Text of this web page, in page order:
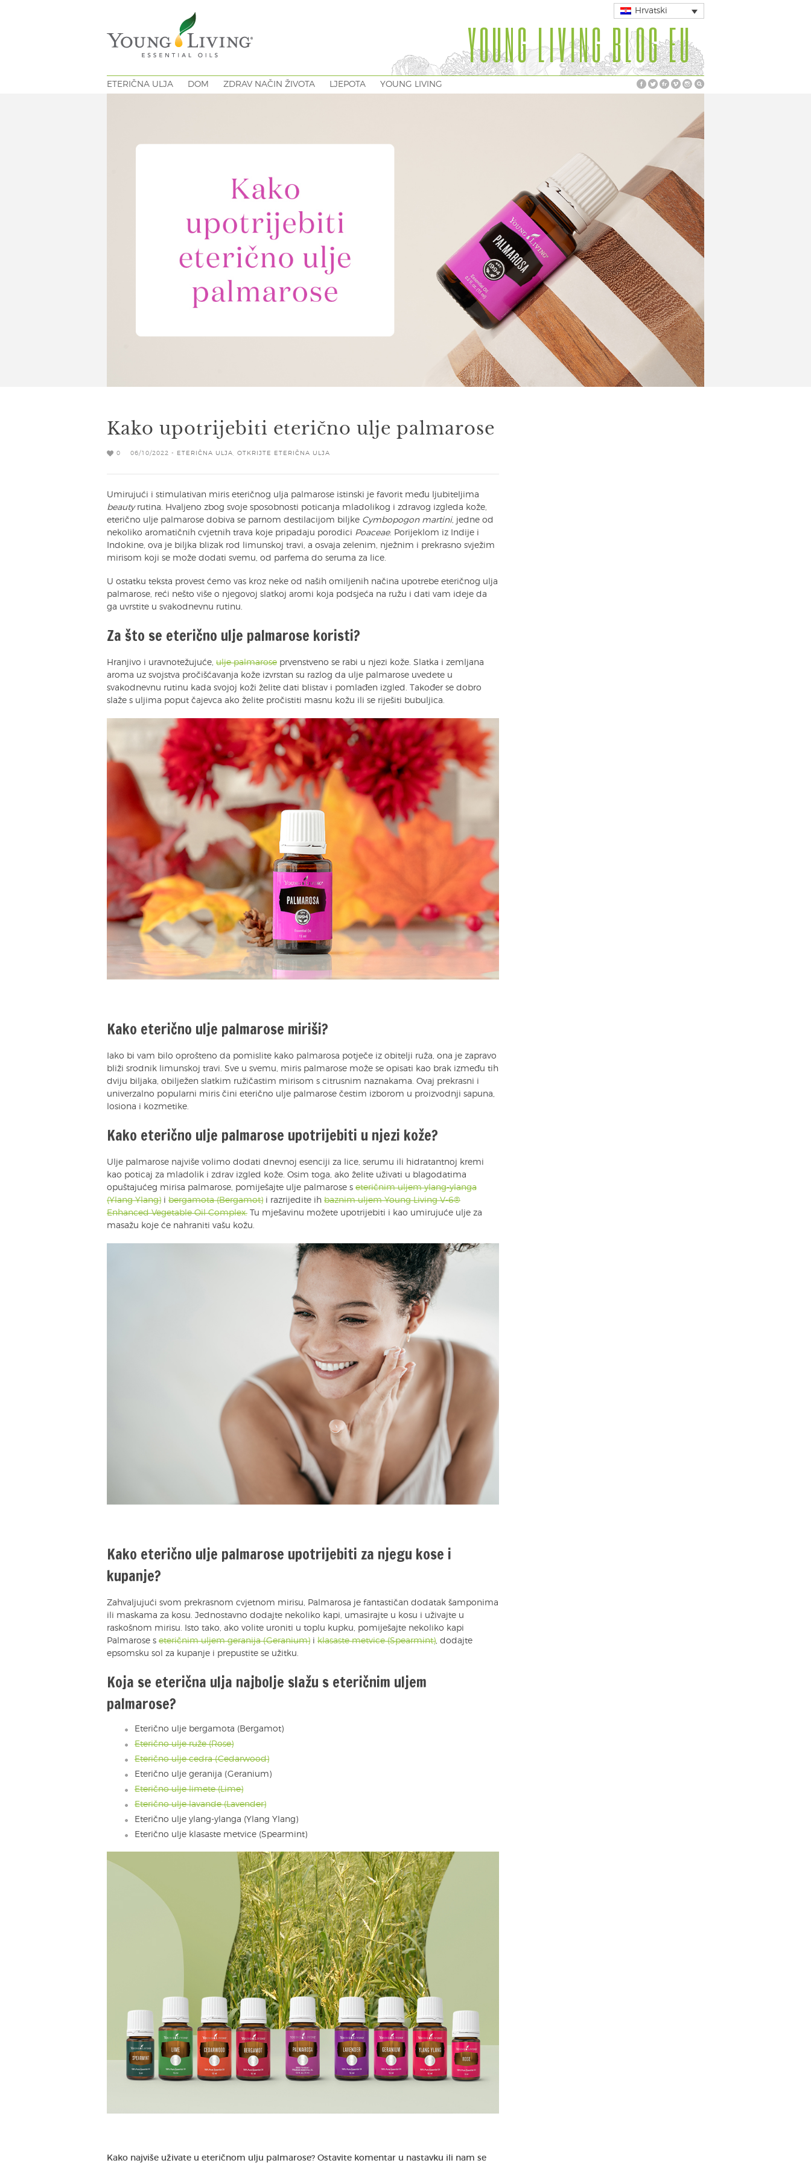
Hrvatski
YOUNG LIVING BLOG EU
ETERIČNA ULJA DOM ZDRAV NAČIN ŽIVOTA LJEPOTA YOUNG LIVING
Kako upotrijebiti eterično ulje palmarose
0 06/10/2022 - ETERIČNA ULJA OTKRIJTE ETERIČNA ULJA
Umirujući i stimulativan miris eteričnog ulja palmarose istinski je favorit među ljubiteljima
beauty rutina. Hvaljeno zbog svoje sposobnosti poticanja mladolikog i zdravog izgleda kože,
eterično ulje palmarose dobiva se parnom destilacijom biljke Cymbopogon martini, jedne od
nekoliko aromatičnih cvjetnih trava koje pripadaju porodici Poaceae. Porijeklom iz Indije i
Indokine, ova je biljka blizak rod limunskoj travi, a osvaja zelenim, nježnim i prekrasno svježim
mirisom koji se može dodati svemu, od parfema do seruma za lice.
U ostatku teksta provest ćemo vas kroz neke od naših omiljenih načina upotrebe eteričnog ulja
palmarose, reći nešto više o njegovoj slatkoj aromi koja podsjeća na ružu i dati vam ideje da
ga uvrstite u svakodnevnu rutinu.
Za što se eterično ulje palmarose koristi?
Hranjivo i uravnotežujuće, ulje palmarose prvenstveno se rabi u njezi kože. Slatka i zemljana
aroma uz svojstva pročišćavanja kože izvrstan su razlog da ulje palmarose uvedete u
svakodnevnu rutinu kada svojoj koži želite dati blistav i pomlađen izgled. Također se dobro
slaže s uljima poput čajevca ako želite pročistiti masnu kožu ili se riješiti bubuljica.
Kako eterično ulje palmarose miriši?
Iako bi vam bilo oprošteno da pomislite kako palmarosa potječe iz obitelji ruža, ona je zapravo
bliži srodnik limunskoj travi. Sve u svemu, miris palmarose može se opisati kao brak između tih
dviju biljaka, obilježen slatkim ružičastim mirisom s citrusnim naznakama. Ovaj prekrasni i
univerzalno popularni miris čini eterično ulje palmarose čestim izborom u proizvodnji sapuna,
losiona i kozmetike.
Kako eterično ulje palmarose upotrijebiti u njezi kože?
Ulje palmarose najviše volimo dodati dnevnoj esenciji za lice, serumu ili hidratantnoj kremi
kao poticaj za mladolik i zdrav izgled kože. Osim toga, ako želite uživati u blagodatima
opuštajućeg mirisa palmarose, pomiješajte ulje palmarose s eteričnim uljem ylang-ylanga
(Ylang Ylang) i bergamota (Bergamot) i razrijedite ih baznim uljem Young Living V-6®
Enhanced Vegetable Oil Complex. Tu mješavinu možete upotrijebiti i kao umirujuće ulje za
masažu koje će nahraniti vašu kožu.
Kako eterično ulje palmarose upotrijebiti za njegu kose i
kupanje?
Zahvaljujući svom prekrasnom cvjetnom mirisu, Palmarosa je fantastičan dodatak šamponima
ili maskama za kosu. Jednostavno dodajte nekoliko kapi, umasirajte u kosu i uživajte u
raskošnom mirisu. Isto tako, ako volite uroniti u toplu kupku, pomiješajte nekoliko kapi
Palmarose s eteričnim uljem geranija (Geranium) i klasaste metvice (Spearmint), dodajte
epsomsku sol za kupanje i prepustite se užitku.
Koja se eterična ulja najbolje slažu s eteričnim uljem
palmarose?
Eterično ulje bergamota (Bergamot)
Eterično ulje ruže (Rose)
Eterično ulje cedra (Cedarwood)
Eterično ulje geranija (Geranium)
Eterično ulje limete (Lime)
Eterično ulje lavande (Lavender)
Eterično ulje ylang-ylanga (Ylang Ylang)
Eterično ulje klasaste metvice (Spearmint)
Kako najviše uživate u eteričnom ulju palmarose? Ostavite komentar u nastavku ili nam se